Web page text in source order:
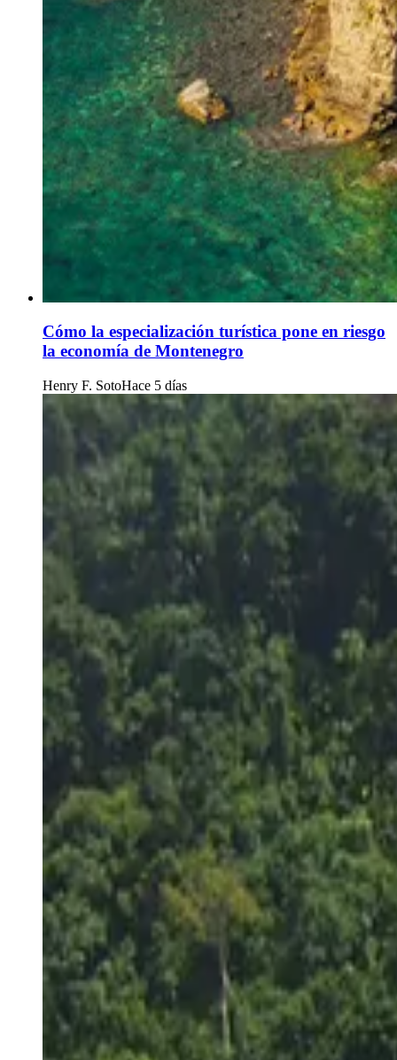
Cómo la especialización turística pone en riesgo
la economía de Montenegro
Henry F. SotoHace 5 días